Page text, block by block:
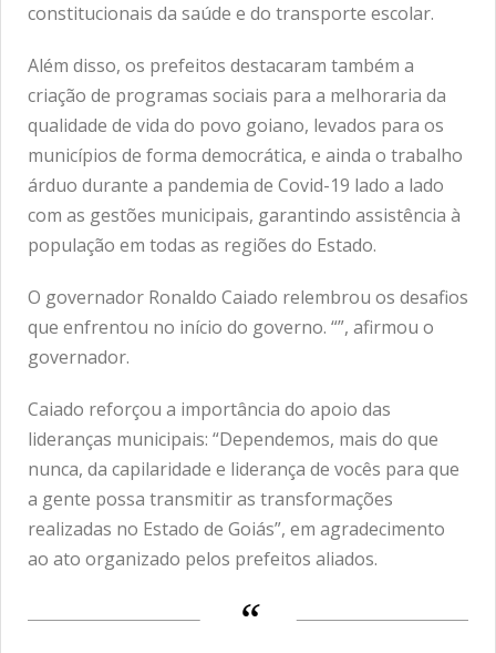
constitucionais da saúde e do transporte escolar.
Além disso, os prefeitos destacaram também a
criação de programas sociais para a melhoraria da
qualidade de vida do povo goiano, levados para os
municípios de forma democrática, e ainda o trabalho
árduo durante a pandemia de Covid-19 lado a lado
com as gestões municipais, garantindo assistência à
população em todas as regiões do Estado.
O governador Ronaldo Caiado relembrou os desafios
que enfrentou no início do governo. “”, afirmou o
governador.
Caiado reforçou a importância do apoio das
lideranças municipais: “Dependemos, mais do que
nunca, da capilaridade e liderança de vocês para que
a gente possa transmitir as transformações
realizadas no Estado de Goiás”, em agradecimento
ao ato organizado pelos prefeitos aliados.